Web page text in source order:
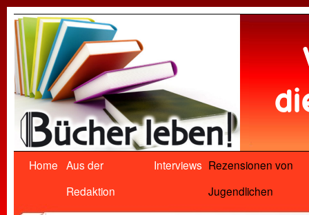
Home Aus der
Redaktion
Interviews Rezensionen von
Jugendlichen